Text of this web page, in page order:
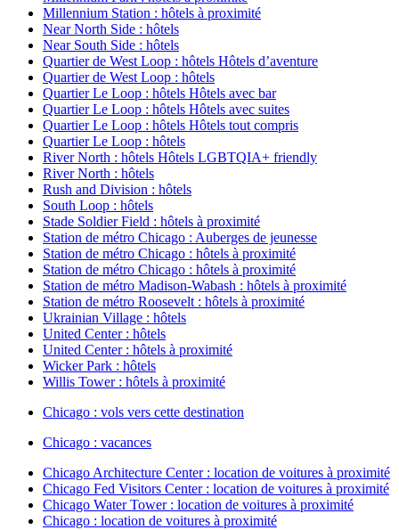
Millennium Station : hôtels à proximité
Near North Side : hôtels
Near South Side : hôtels
Quartier de West Loop : hôtels Hôtels d’aventure
Quartier de West Loop : hôtels
Quartier Le Loop : hôtels Hôtels avec bar
Quartier Le Loop : hôtels Hôtels avec suites
Quartier Le Loop : hôtels Hôtels tout compris
Quartier Le Loop : hôtels
River North : hôtels Hôtels LGBTQIA+ friendly
River North : hôtels
Rush and Division : hôtels
South Loop : hôtels
Stade Soldier Field : hôtels à proximité
Station de métro Chicago : Auberges de jeunesse
Station de métro Chicago : hôtels à proximité
Station de métro Chicago : hôtels à proximité
Station de métro Madison-Wabash : hôtels à proximité
Station de métro Roosevelt : hôtels à proximité
Ukrainian Village : hôtels
United Center : hôtels
United Center : hôtels à proximité
Wicker Park : hôtels
Willis Tower : hôtels à proximité
Chicago : vols vers cette destination
Chicago : vacances
Chicago Architecture Center : location de voitures à proximité
Chicago Fed Visitors Center : location de voitures à proximité
Chicago Water Tower : location de voitures à proximité
Chicago : location de voitures à proximité